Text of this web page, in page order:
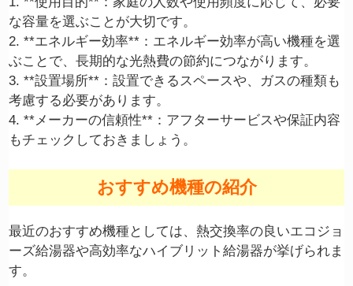
な容量を選ぶことが大切です。
2. **エネルギー効率**：エネルギー効率が高い機種を選
ぶことで、長期的な光熱費の節約につながります。
3. **設置場所**：設置できるスペースや、ガスの種類も
考慮する必要があります。
4. **メーカーの信頼性**：アフターサービスや保証内容
もチェックしておきましょう。
おすすめ機種の紹介
最近のおすすめ機種としては、熱交換率の良いエコジョ
ーズ給湯器や高効率なハイブリット給湯器が挙げられま
す。